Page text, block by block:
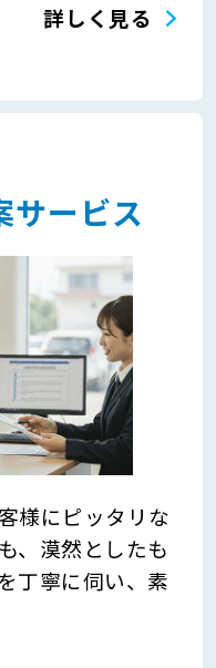
詳しく見る
サービス
様にピッタリな
、漠然としたも
丁寧に伺い、素